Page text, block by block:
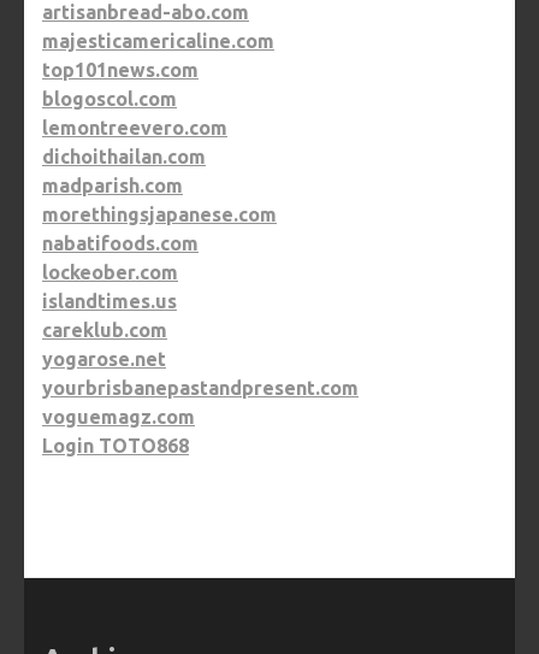
artisanbread-abo.com
majesticamericaline.com
top101news.com
blogoscol.com
lemontreevero.com
dichoithailan.com
madparish.com
morethingsjapanese.com
nabatifoods.com
lockeober.com
islandtimes.us
careklub.com
yogarose.net
yourbrisbanepastandpresent.com
voguemagz.com
Login TOTO868